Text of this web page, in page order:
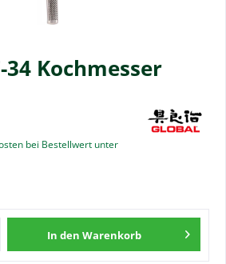
34 Kochmesser
bei Bestellwert unter
In den Warenkorb